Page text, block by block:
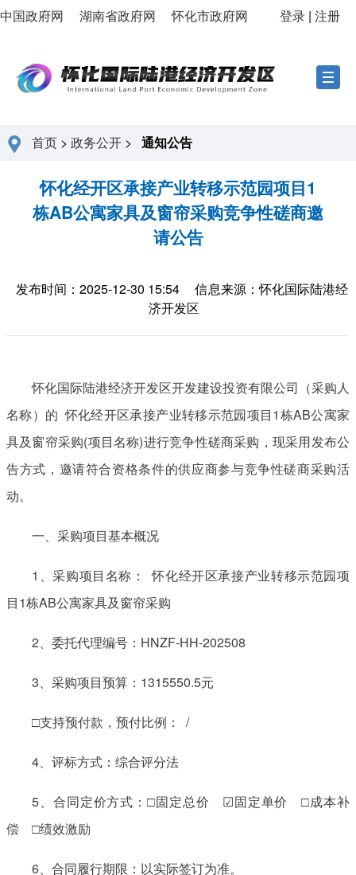
中国政府网 湖南省政府网 怀化市政府网 登录 | 注册
首页 > 政务公开 > 通知公告
怀化经开区承接产业转移示范园项目1
栋AB公寓家具及窗帘采购竞争性磋商邀
请公告
发布时间：2025-12-30 15:54
信息来源：怀化国际陆港经
济开发区
怀化国际陆港经济开发区开发建设投资有限公司（采购人
名称）的 怀化经开区承接产业转移示范园项目1栋AB公寓家
具及窗帘采购(项目名称)进行竞争性磋商采购，现采用发布公
告方式，邀请符合资格条件的供应商参与竞争性磋商采购活
动。
一、采购项目基本概况
1、采购项目名称： 怀化经开区承接产业转移示范园项
目1栋AB公寓家具及窗帘采购
2、委托代理编号：HNZF-HH-202508
3、采购项目预算：1315550.5元
□支持预付款，预付比例： /
4、评标方式：综合评分法
5、合同定价方式：□固定总价 ☑固定单价 □成本补
偿 □绩效激励
6、合同履行期限：以实际签订为准。